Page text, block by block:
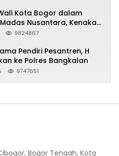
Kota Bogor dalam
Nusantara, Kenakan
sebagai Simbol
9824867
Pendiri Pesantren, H
ke Polres Bangkalan
9747651
Bogor Tengah, Kota